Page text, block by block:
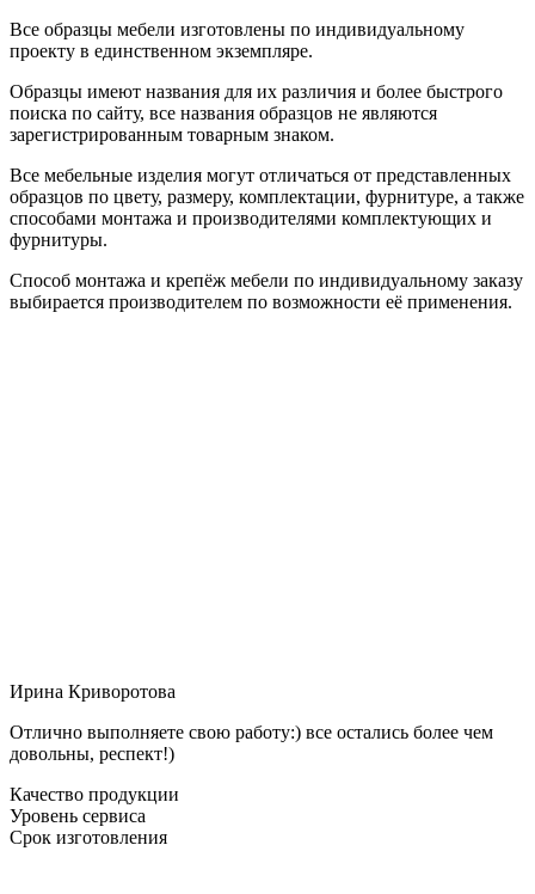
Все образцы мебели изготовлены по индивидуальному
проекту в единственном экземпляре.
Образцы имеют названия для их различия и более быстрого
поиска по сайту, все названия образцов не являются
зарегистрированным товарным знаком.
Все мебельные изделия могут отличаться от представленных
образцов по цвету, размеру, комплектации, фурнитуре, а также
способами монтажа и производителями комплектующих и
фурнитуры.
Способ монтажа и крепёж мебели по индивидуальному заказу
выбирается производителем по возможности её применения.
Ирина Криворотова
Отлично выполняете свою работу:) все остались более чем
довольны, респект!)
Качество продукции
Уровень сервиса
Срок изготовления